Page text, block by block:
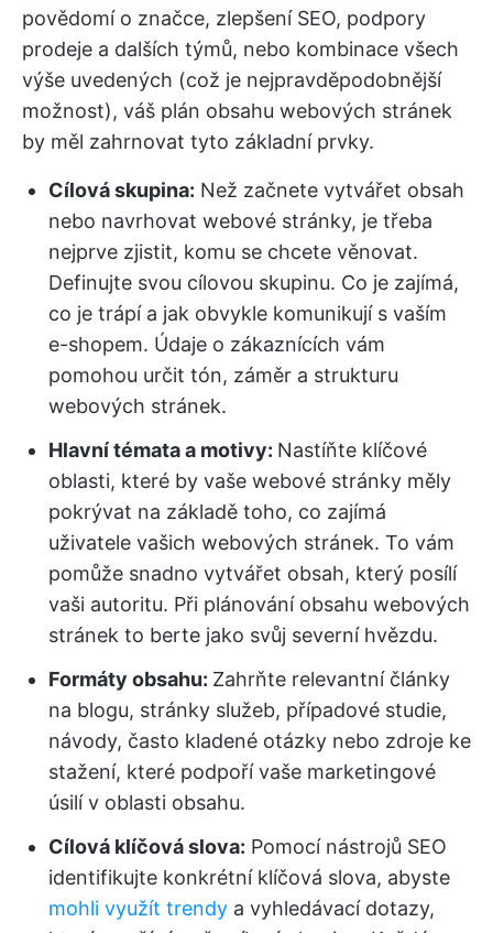
povědomí o značce, zlepšení SEO, podpory
prodeje a dalších týmů, nebo kombinace všech
výše uvedených (což je nejpravděpodobnější
možnost), váš plán obsahu webových stránek
by měl zahrnovat tyto základní prvky.
Cílová skupina: Než začnete vytvářet obsah
nebo navrhovat webové stránky, je třeba
nejprve zjistit, komu se chcete věnovat.
Definujte svou cílovou skupinu. Co je zajímá,
co je trápí a jak obvykle komunikují s vaším
e-shopem. Údaje o zákaznících vám
pomohou určit tón, záměr a strukturu
webových stránek.
Hlavní témata a motivy: Nastíňte klíčové
oblasti, které by vaše webové stránky měly
pokrývat na základě toho, co zajímá
uživatele vašich webových stránek. To vám
pomůže snadno vytvářet obsah, který posílí
vaši autoritu. Při plánování obsahu webových
stránek to berte jako svůj severní hvězdu.
Formáty obsahu: Zahrňte relevantní články
na blogu, stránky služeb, případové studie,
návody, často kladené otázky nebo zdroje ke
stažení, které podpoří vaše marketingové
úsilí v oblasti obsahu.
Cílová klíčová slova: Pomocí nástrojů SEO
identifikujte konkrétní klíčová slova, abyste
mohli využít trendy a vyhledávací dotazy,